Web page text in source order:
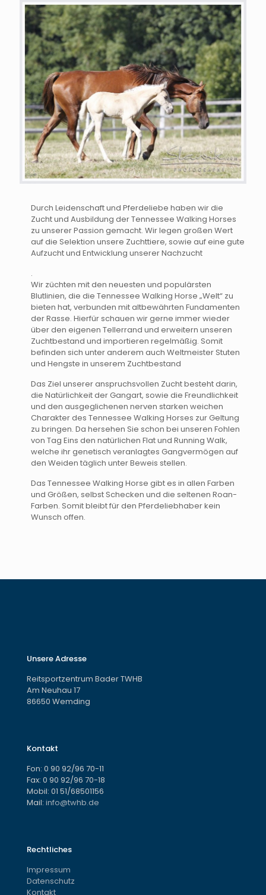
Durch Leidenschaft und Pferdeliebe haben wir die
Zucht und Ausbildung der Tennessee Walking Horses
zu unserer Passion gemacht. Wir legen großen Wert
auf die Selektion unsere Zuchttiere, sowie auf eine gute
Aufzucht und Entwicklung unserer Nachzucht
.
Wir züchten mit den neuesten und populärsten
Blutlinien, die die Tennessee Walking Horse „Welt“ zu
bieten hat, verbunden mit altbewährten Fundamenten
der Rasse. Hierfür schauen wir gerne immer wieder
über den eigenen Tellerrand und erweitern unseren
Zuchtbestand und importieren regelmäßig. Somit
befinden sich unter anderem auch Weltmeister Stuten
und Hengste in unserem Zuchtbestand
Das Ziel unserer anspruchsvollen Zucht besteht darin,
die Natürlichkeit der Gangart, sowie die Freundlichkeit
und den ausgeglichenen nerven starken weichen
Charakter des Tennessee Walking Horses zur Geltung
zu bringen. Da hersehen Sie schon bei unseren Fohlen
von Tag Eins den natürlichen Flat und Running Walk,
welche ihr genetisch veranlagtes Gangvermögen auf
den Weiden täglich unter Beweis stellen.
Das Tennessee Walking Horse gibt es in allen Farben
und Größen, selbst Schecken und die seltenen Roan-
Farben. Somit bleibt für den Pferdeliebhaber kein
Wunsch offen.
Unsere Adresse
Reitsportzentrum Bader TWHB
Am Neuhau 17
86650 Wemding
Kontakt
Fon: 0 90 92/96 70-11
Fax: 0 90 92/96 70-18
Mobil: 01 51/68501156
Mail: info@twhb.de
Rechtliches
Impressum
Datenschutz
Kontakt